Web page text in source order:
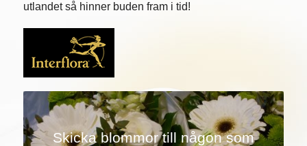
utlandet så hinner buden fram i tid!
Skicka blommor till någon som